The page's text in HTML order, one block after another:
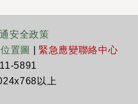
安全政策
置圖
緊急應變聯絡中心
5891
以上